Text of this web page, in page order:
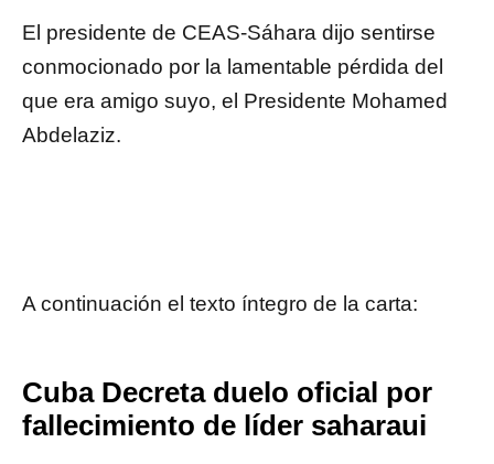
El presidente de CEAS-Sáhara dijo sentirse
conmocionado por la lamentable pérdida del
que era amigo suyo, el Presidente Mohamed
Abdelaziz.
A continuación el texto íntegro de la carta:
Cuba Decreta duelo oficial por
fallecimiento de líder saharaui